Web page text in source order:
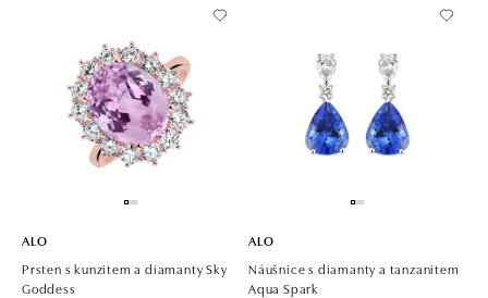
ALO
Prsten s kunzitem a diamanty Sky
Goddess
ALO
Náušnice s diamanty a tanzanitem
Aqua Spark